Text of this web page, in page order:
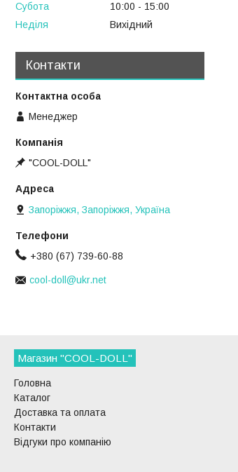
Субота
10:00
15:00
Неділя
Вихідний
Контакти
Менеджер
"COOL-DOLL"
Запоріжжя, Запоріжжя, Україна
+380 (67) 739-60-88
cool-doll@ukr.net
Магазин "COOL-DOLL"
Головна
Каталог
Доставка та оплата
Контакти
Відгуки про компанію